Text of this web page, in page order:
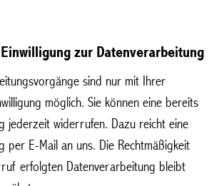
zur Datenverarbeitung
sind nur mit Ihrer
möglich. Sie können eine bereits
jederzeit widerrufen. Dazu reicht eine
per E-Mail an uns. Die Rechtmäßigkeit
erfolgten Datenverarbeitung bleibt